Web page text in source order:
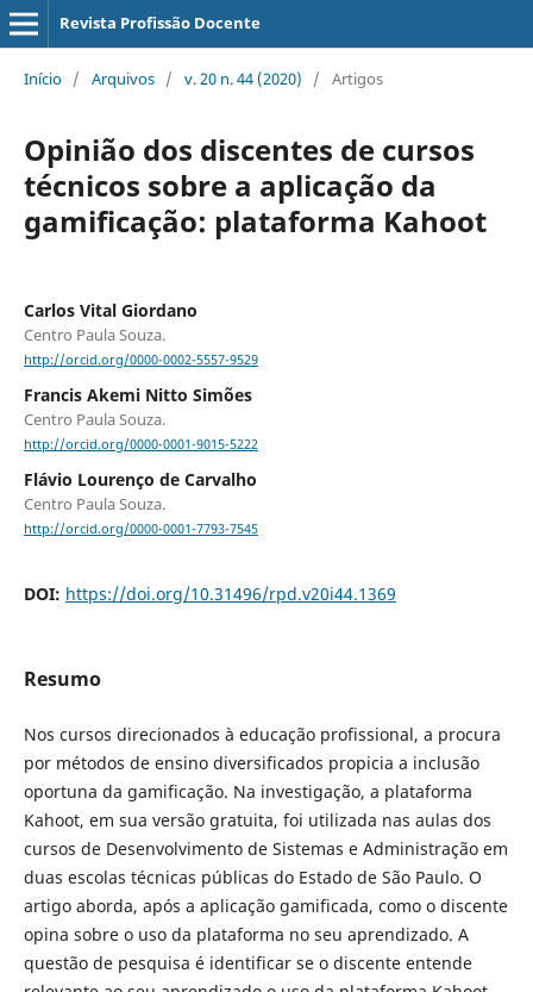
Revista Profissão Docente
Início / Arquivos / v. 20 n. 44 (2020) / Artigos
Opinião dos discentes de cursos
técnicos sobre a aplicação da
gamificação: plataforma Kahoot
Carlos Vital Giordano
Centro Paula Souza.
http://orcid.org/0000-0002-5557-9529
Francis Akemi Nitto Simões
Centro Paula Souza.
http://orcid.org/0000-0001-9015-5222
Flávio Lourenço de Carvalho
Centro Paula Souza.
http://orcid.org/0000-0001-7793-7545
DOI: https://doi.org/10.31496/rpd.v20i44.1369
Resumo
Nos cursos direcionados à educação profissional, a procura
por métodos de ensino diversificados propicia a inclusão
oportuna da gamificação. Na investigação, a plataforma
Kahoot, em sua versão gratuita, foi utilizada nas aulas dos
cursos de Desenvolvimento de Sistemas e Administração em
duas escolas técnicas públicas do Estado de São Paulo. O
artigo aborda, após a aplicação gamificada, como o discente
opina sobre o uso da plataforma no seu aprendizado. A
questão de pesquisa é identificar se o discente entende